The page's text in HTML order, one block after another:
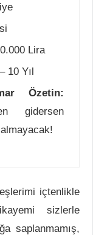
Lira
10 Yıl
Özetin:
gidersen
içtenlikle
sizlerle
saplanmamış,